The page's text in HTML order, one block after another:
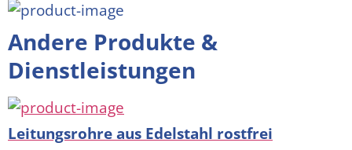
Andere Produkte &
Dienstleistungen
Leitungsrohre aus Edelstahl rostfrei